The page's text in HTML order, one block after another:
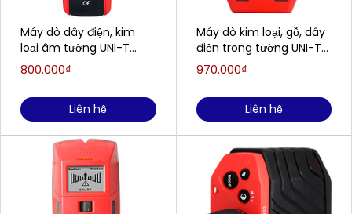
Máy dò dây điện, kim
loại âm tường UNI-T
UT387B
800.000₫
Liên hệ
Máy dò kim loại, gỗ, dây
điện trong tường UNI-T
UT387E
970.000₫
Liên hệ